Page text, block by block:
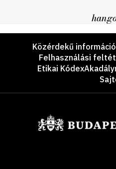
LáblécKözérdekű
Felhasználási
Etikai Kódex